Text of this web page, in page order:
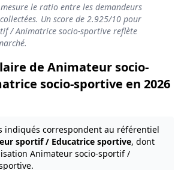
le ratio entre les demandeurs
Un score de 2.925/10 pour
/ Animatrice socio-sportive reflète
de Animateur socio-
socio-sportive en 2026
indiqués correspondent au référentiel
sportif / Educatrice sportive, dont
Animateur socio-sportif /